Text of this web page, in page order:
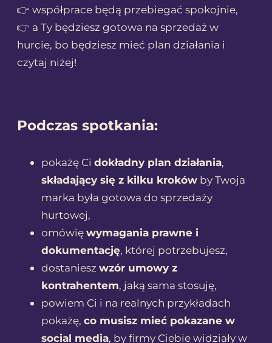
a
h
u
o
👉 współprace będą przebiegać spokojnie,
👉 a Ty będziesz gotowa na sprzedaż w
hurcie, bo będziesz mieć plan działania i
czytaj niżej!
Podczas spotkania:
pokażę Ci dokładny plan działania,
składający się z kilku kroków by Twoja
marka była gotowa do sprzedaży
hurtowej,
omówięwymagania prawne i
dokumentację, której potrzebujesz,
dostaniesz wzór umowy z
kontrahentem, jaką sama stosuję,
powiem Ci i na realnych przykładach
pokażę, co musisz mieć pokazane w
social media, by firmy Ciebie widziały w